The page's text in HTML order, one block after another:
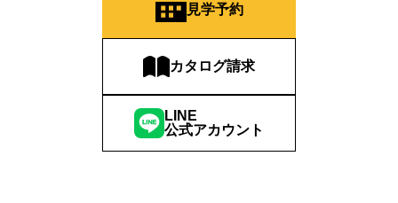
見学予約
カタログ請求
LINE
公式アカウント